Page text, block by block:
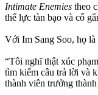
Intimate Enemies theo
thế lực tàn bạo và cố
Với Im Sang Soo, họ
“Tôi nghĩ thật xúc
tìm kiếm câu trả lời và
thành viên trưởng